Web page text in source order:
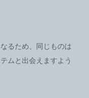
るため、同じものは
ムと出会えますよう